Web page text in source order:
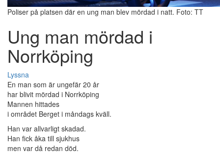
Poliser på platsen där en ung man blev mördad i natt. Foto: TT
Ung man mördad i
Norrköping
Lyssna
En man som är ungefär 20 år
har blivit mördad i Norrköping
Mannen hittades
i området Berget i måndags kväll.
Han var allvarligt skadad.
Han fick åka till sjukhus
men var då redan död.